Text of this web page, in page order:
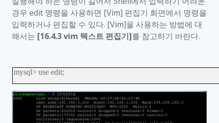
경우 edit 명령을 사용하면 [Vim] 편집기 화면에서 명령을
입력하거나 편집할 수 있다. [Vim]을 사용하는 방법에 대
해서는 [16.4.3 vim 텍스트 편집기]를 참고하기 바란다.
mysql> use edit;